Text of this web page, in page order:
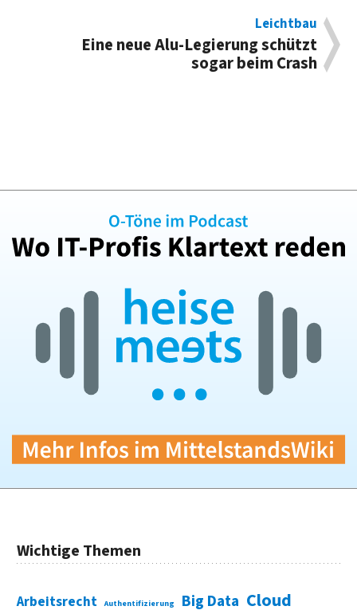
Leichtbau
Eine neue Alu-Legierung schützt
sogar beim Crash
Wichtige Themen
Arbeitsrecht Authentifizierung Big Data Cloud